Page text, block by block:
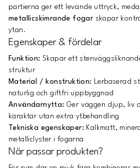
partierna ger ett levande uttryck,
metallicskimrande fogarskapar
ytan.
Egenskaper & fördelar
Funktion: Skapar ett
struktur
Material / konstruktion: Lerbaserad
naturlig och giftfri uppbyggnad
Användarnytta: Ger väggen djup, liv
karaktär utan extra ytbehandling
Tekniska egenskaper: Kalkmatt,
metalliclyster i fogarna
När passar produkten?